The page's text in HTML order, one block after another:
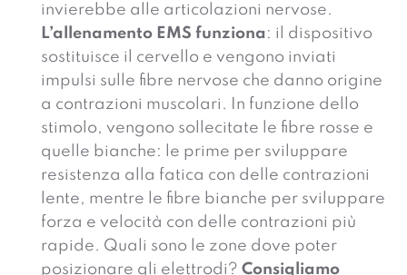
invierebbe alle articolazioni nervose.
L’allenamento EMS funziona: il dispositivo
sostituisce il cervello e vengono inviati
impulsi sulle fibre nervose che danno origine
a contrazioni muscolari. In funzione dello
stimolo, vengono sollecitate le fibre rosse e
quelle bianche: le prime per sviluppare
resistenza alla fatica con delle contrazioni
lente, mentre le fibre bianche per sviluppare
forza e velocità con delle contrazioni più
rapide. Quali sono le zone dove poter
posizionare gli elettrodi? Consigliamo